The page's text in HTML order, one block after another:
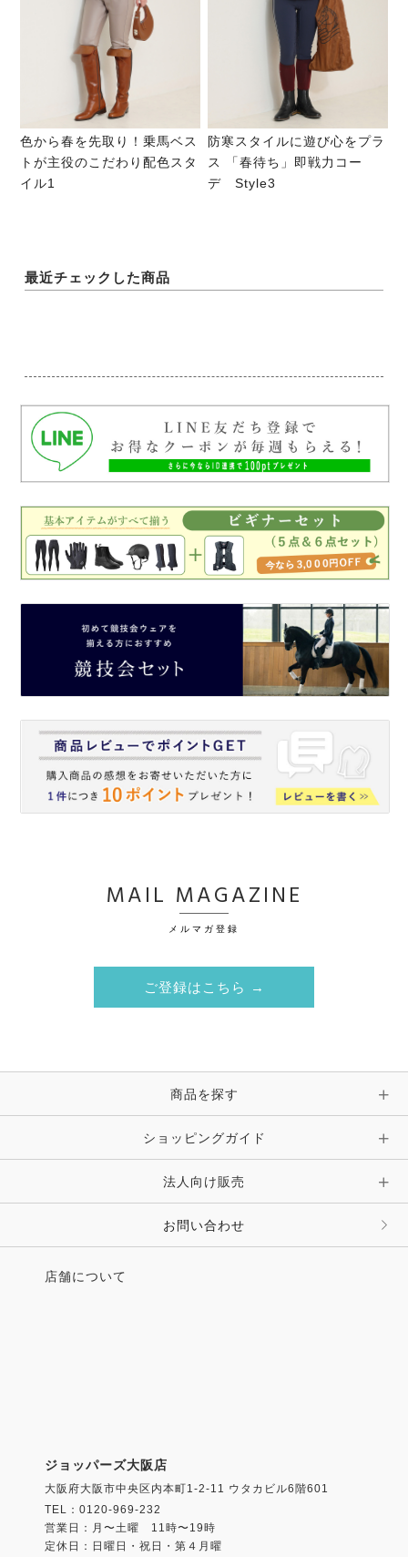
色から春を先取り！乗馬ベス
トが主役のこだわり配色スタ
イル1
防寒スタイルに遊び心をプラ
ス 「春待ち」即戦力コー
デ Style3
最近チェックした商品
MAIL MAGAZINE
メルマガ登録
ご登録はこちら →
商品を探す
ショッピングガイド
法人向け販売
お問い合わせ
店舗について
ジョッパーズ大阪店
大阪府大阪市中央区内本町1-2-11 ウタカビル6階601
TEL：0120-969-232
営業日：月〜土曜 11時〜19時
定休日：日曜日・祝日・第４月曜